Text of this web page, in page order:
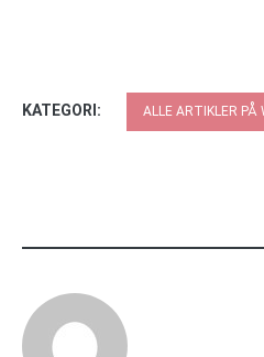
KATEGORI: ALLE ARTIKLER PÅ